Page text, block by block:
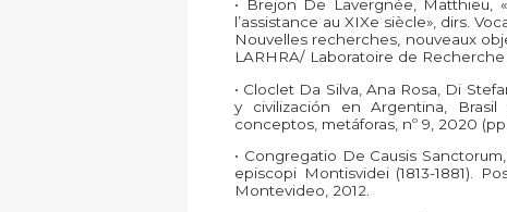
• Brejon De Lavergnée, Matthieu,
l’assistance au XIXe siècle», dirs.
Nouvelles recherches, nouveaux
LARHRA/ Laboratoire de
• Cloclet Da Silva, Ana Rosa, Di
y civilización en Argentina, Brasil
conceptos, metáforas, nº 9, 2020 (pp.
• Congregatio De Causis
episcopi Montisvidei (1813-1881).
Montevideo, 2012.